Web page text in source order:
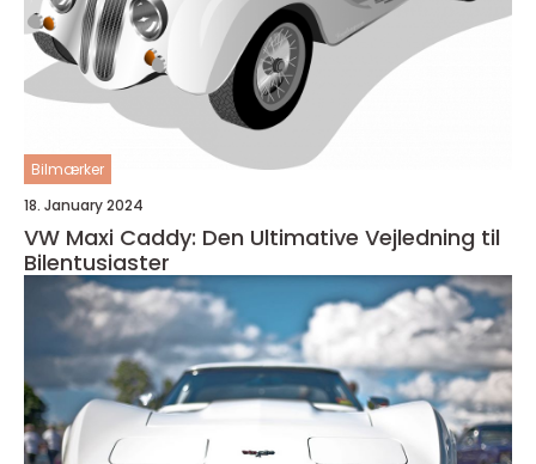
Bilmærker
18. January 2024
VW Maxi Caddy: Den Ultimative Vejledning til
Bilentusiaster